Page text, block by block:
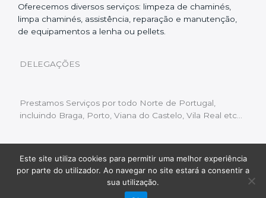
Oferecemos diversos serviços: limpeza de chaminés,
limpa chaminés, assistência, reparação e manutenção,
de equipamentos a lenha ou pellets.
DELEGAÇÕES
Prestamos Serviços por todo Norte de Portugal,
incluindo Braga, Porto, Viana do Castelo, Vila Real etc…
Livro de Reclamações | Política de Privacidade
Copyright © 2022 Limpeza Chaminés | Desenvolvido
Fluxo Digital – a inovar a web
Este site utiliza cookies para permitir uma melhor experiência
por parte do utilizador. Ao navegar no site estará a consentir a
sua utilização.